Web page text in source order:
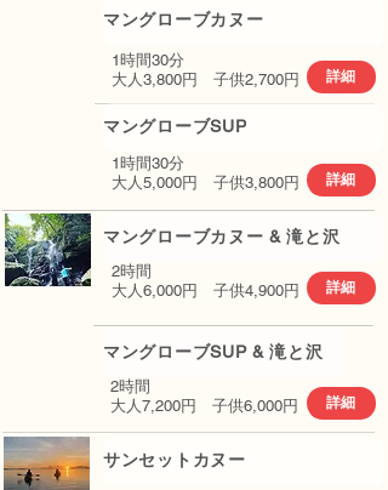
マングローブカヌー
1時間30分​
​大人3,800円 子供2,700円
詳細
マングローブSUP
1時間30分​
​大人5,000円 子供3,800円
詳細
マングローブカヌー & 滝と沢
​2時間
​大人6,000円 子供4,900円
詳細
マングローブSUP & 滝と沢
​2時間
​大人7,200円 子供6,000円
詳細
サンセットカヌー